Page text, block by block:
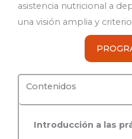
asistencia nutricional a
una visión amplia y
Contenidos
Introducción a las